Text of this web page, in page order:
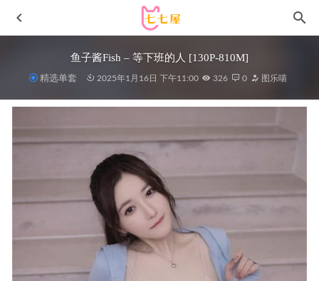
鱼子酱Fish – 等下班的人 [130P-810M]
精选单套 2025年1月16日 下午11:00 326 0 图乐喵
[Xiuren秀人网]2023.03.14 NO.6412 eve雨儿1494[63+1P／
2023-06-27
稚乖画册 – 写真图片合集【持续更新中】
2023-06-10
[爱尤物]2023 NO.2673 犹物所 刘邦妮[35P/90MB] 2024-03-
12